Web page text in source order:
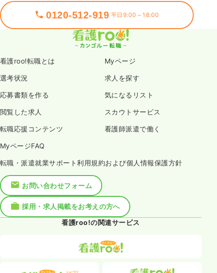
0120-512-919 平日9:00～18:00
看護roo!転職とは Myページ
選考状況 求人を探す
応募書類を作る 気になるリスト
閲覧した求人 スカウトサービス
転職応援コンテンツ 看護師派遣で働く
MyページFAQ
転職・派遣就業サポート利用規約および個人情報保護方針
お問い合わせフォーム
採用・求人掲載をお考えの方へ
看護roo!の関連サービス